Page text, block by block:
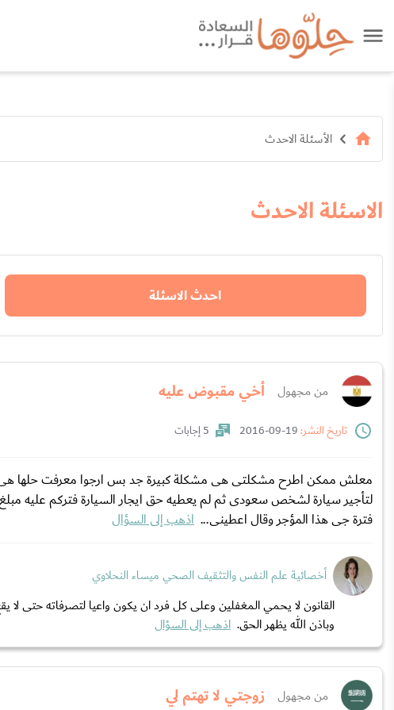
الأسئلة الاحدث
الاسئلة الاحدث
احدث الاسئلة
من مجهول أخي مقبوض عليه
تاريخ النشر:
5 إجابات
معلش ممكن اطرح مشكلتى هى مشكلة كبيرة جد بس ارجوا معرفت حلها هى أن
لتأجير سيارة لشخص سعودى ثم لم يعطيه حق ايجار السيارة فتركم عليه
فترة جى هذا المؤجر وقال اعطينى... اذهب إلى السؤال
أخصائية علم النفس والتثقيف الصحي ميساء النحلاوي
القانون لا يحمي المغفلين وعلى كل فرد ان يكون واعيا لتصرفاته حتى
وباذن الله يظهر الحق. اذهب إلى السؤال
من مجهول زوجتي لا تهتم لي